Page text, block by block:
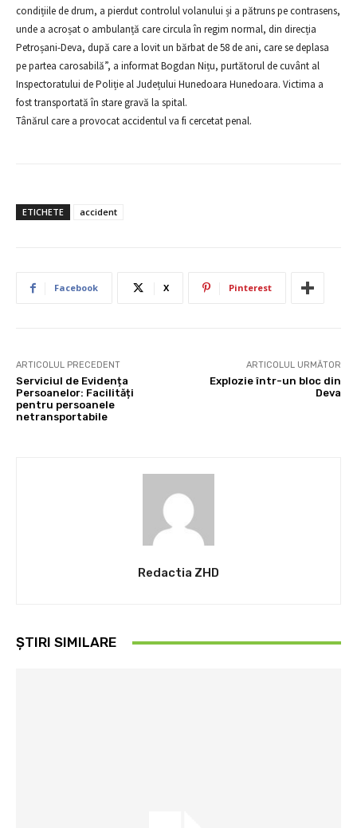
condițiile de drum, a pierdut controlul volanului și a pătruns pe contrasens,
unde a acroșat o ambulanță care circula în regim normal, din direcția
Petroșani-Deva, după care a lovit un bărbat de 58 de ani, care se deplasa
pe partea carosabilă”, a informat Bogdan Nițu, purtătorul de cuvânt al
Inspectoratului de Poliție al Județului Hunedoara Hunedoara. Victima a
fost transportată în stare gravă la spital.
Tânărul care a provocat accidentul va fi cercetat penal.
ETICHETE accident
Facebook X Pinterest
ARTICOLUL PRECEDENT
Serviciul de Evidența
Persoanelor: Facilități
pentru persoanele
netransportabile
ARTICOLUL URMĂTOR
Explozie într-un bloc din
Deva
Redactia ZHD
ȘTIRI SIMILARE